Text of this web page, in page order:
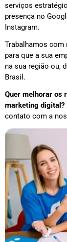
serviços
presença no
Instagram.
Trabalhamos com
para que a sua
na sua região ou,
Brasil.
Quer melhorar os
marketing digital?
contato com a